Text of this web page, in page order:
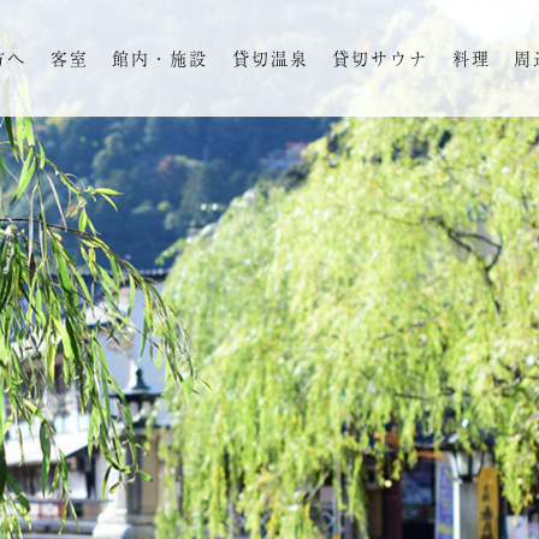
へ 客室 館内・施設 貸切温泉 貸切サウナ 料理 周